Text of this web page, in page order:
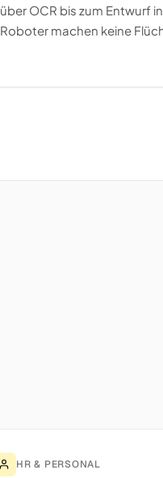
über OCR bis zum Entwurf
Roboter machen keine
HR & PERSONAL